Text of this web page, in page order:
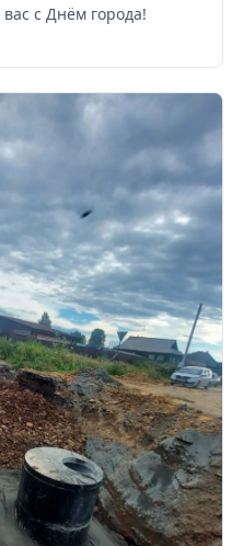
с Днём города!